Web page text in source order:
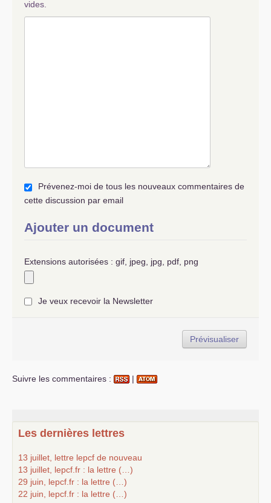
vides.
Prévenez-moi de tous les nouveaux commentaires de
cette discussion par email
Ajouter un document
Extensions autorisées : gif, jpeg, jpg, pdf, png
Je veux recevoir la Newsletter
Suivre les commentaires : |
Les dernières lettres
13 juillet, lettre lepcf de nouveau
13 juillet, lepcf.fr : la lettre (…)
29 juin, lepcf.fr : la lettre (…)
22 juin, lepcf.fr : la lettre (…)